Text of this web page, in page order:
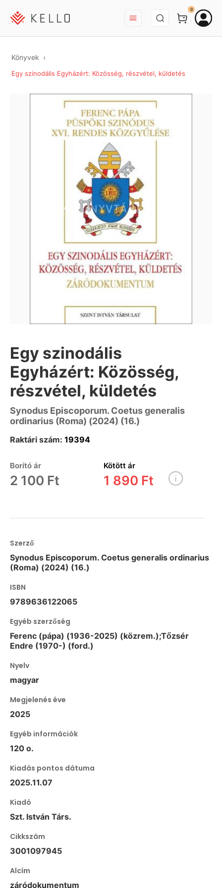
BEJELENTKEZÉS
0
Könyvek
Egy szinodális Egyházért: Közösség, részvétel, küldetés
Egy szinodális
Egyházért: Közösség,
részvétel, küldetés
Synodus Episcoporum. Coetus generalis
ordinarius (Roma) (2024) (16.)
Raktári szám: 19394
Borító ár
2 100 Ft
Kötött ár
1 890 Ft
Szerző
Synodus Episcoporum. Coetus generalis ordinarius
(Roma) (2024) (16.)
ISBN
9789636122065
Egyéb szerzőség
Ferenc (pápa) (1936-2025) (közrem.);Tőzsér
Endre (1970-) (ford.)
Nyelv
magyar
Megjelenés éve
2025
Egyéb információk
120 o.
Kiadás pontos dátuma
2025.11.07
Kiadó
Szt. István Társ.
Cikkszám
3001097945
Alcím
záródokumentum